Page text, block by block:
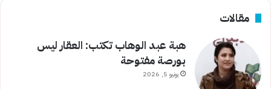
مقالات
هبة عبد الوهاب تكتب: العقار ليس
بورصة مفتوحة
يونيو 5, 2026